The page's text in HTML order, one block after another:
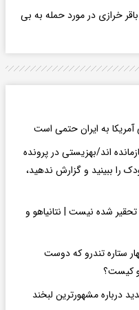
خرازی در مورد حمله به بی
آمریکا به ایران حتمی است
اند/بهزیستی در پرونده
را ببینید و گزارش ندهید،
شده نیست | نتانیاهو و
ستاره تندرو که دوست
کیست؟
درباره مشهورترین لبخند